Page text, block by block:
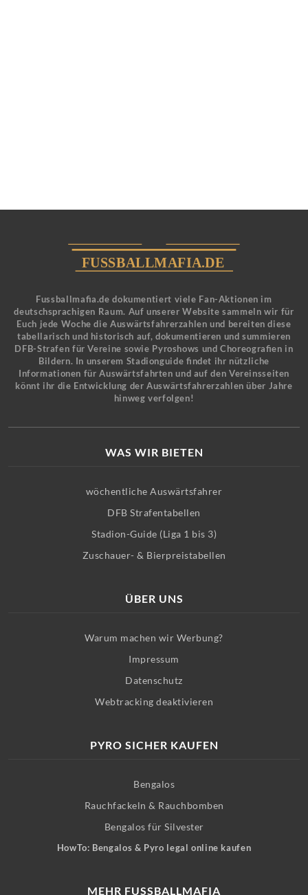
Fussballmafia.de dokumentiert viele Fan-Aktionen im
deutschsprachigen Raum. Auf unserer Website sammeln wir für
Euch jede Woche die Auswärtsfahrerzahlen und bereiten diese
tabellarisch und historisch auf, dokumentieren und summieren
DFB-Strafen für Vereine sowie Pyroshows und Choreografien in
Bildern. In unserem Stadionguide findet ihr nützliche
Informationen für Auswärtsfahrten und auf den Vereinsseiten
könnt ihr die Entwicklung der Auswärtsfahrerzahlen über Jahre
hinweg verfolgen!
WAS WIR BIETEN
wöchentliche Auswärtsfahrer
DFB Strafentabellen
Stadion-Guide (Liga 1 bis 3)
Zuschauer- & Bierpreistabellen
ÜBER UNS
Warum machen wir Werbung?
Impressum
Datenschutz
Webtracking deaktivieren
PYRO SICHER KAUFEN
Bengalos
Rauchfackeln & Rauchbomben
Bengalos für Silvester
HowTo: Bengalos & Pyro legal online kaufen
MEHR FUSSBALLMAFIA